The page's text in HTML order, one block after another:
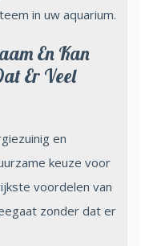
in uw aquarium.
En Kan
Er Veel
en
keuze voor
voordelen van
zonder dat er